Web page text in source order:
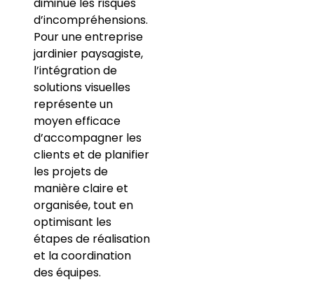
diminue les risques
d’incompréhensions.
Pour une entreprise
jardinier paysagiste,
l’intégration de
solutions visuelles
représente un
moyen efficace
d’accompagner les
clients et de planifier
les projets de
manière claire et
organisée, tout en
optimisant les
étapes de réalisation
et la coordination
des équipes.